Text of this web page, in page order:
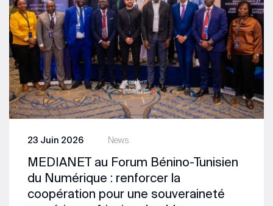
News
23 Juin 2026
MEDIANET au Forum Bénino-Tunisien
du Numérique : renforcer la
coopération pour une souveraineté